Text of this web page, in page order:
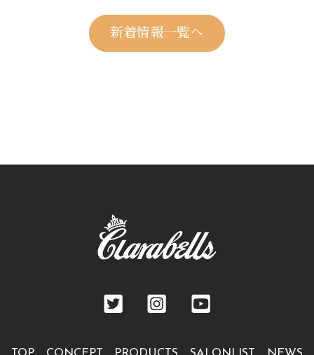
新着情報一覧へ